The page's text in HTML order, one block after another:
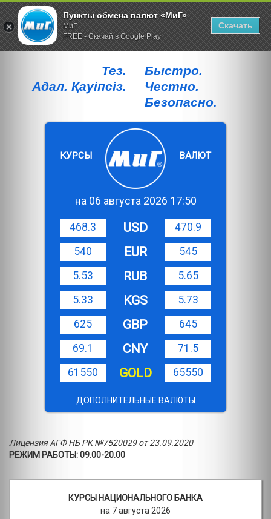
Тез.
Адал. Қауiпсiз.
Быстро.
Честно.
Безопасно.
КУРСЫ ВАЛЮТ
на 06 августа 2026 17:50
468.3 USD
470.9
540
EUR
545
5.53
RUB
5.65
5.33
KGS
5.73
625
GBP
645
69.1
CNY
71.5
61550
GOLD 65550
ДОПОЛНИТЕЛЬНЫЕ ВАЛЮТЫ
Лицензия АГФ НБ РК №7520029 от 23.09.2020
РЕЖИМ РАБОТЫ: 09.00-20.00
КУРСЫ НАЦИОНАЛЬНОГО БАНКА
на 7 августа 2026
Пункты обмена валют «МиГ»
МиГ
FREE - Скачай в Google Play
Скачать